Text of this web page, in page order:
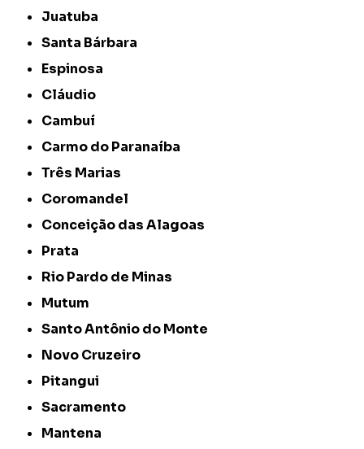
Juatuba
Santa Bárbara
Espinosa
Cláudio
Cambuí
Carmo do Paranaíba
Três Marias
Coromandel
Conceição das Alagoas
Prata
Rio Pardo de Minas
Mutum
Santo Antônio do Monte
Novo Cruzeiro
Pitangui
Sacramento
Mantena